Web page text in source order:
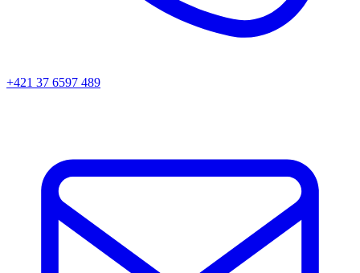
+421 37 6597 489